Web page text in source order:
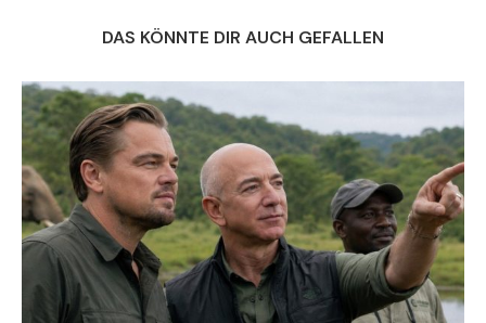
DAS KÖNNTE DIR AUCH GEFALLEN